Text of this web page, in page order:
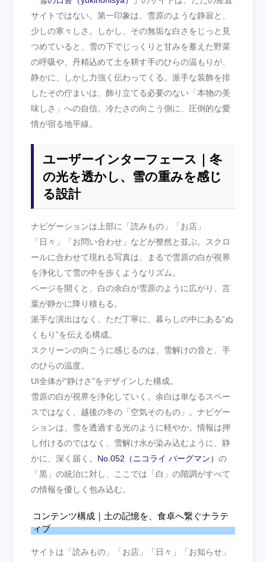
サイトではない。第一印象は、雪原のような静寂と、
少しの寒々しさ。しかし、その無垢な白さをじっと見
つめていると、雪の下でじっくりと甘みを蓄えた野菜
の呼吸や、丹精込めて土を耕す手のひらの温もりが、
静かに、しかし力強く伝わってくる。派手な装飾を排
したその佇まいは、飾り立てる必要のない「本物の美
味しさ」への自信。冷たさの向こう側に、圧倒的な愛
情が宿る地平線。
ユーザーインターフェース｜冬
の光を透かし、雪の重みを感じ
る設計
ナビゲーションは上部に「読みもの」「お店」
「日々」「お問い合わせ」などが整然と並ぶ。スクロ
ールに合わせて現れる写真は、まるで雪原の白が視界
を浄化して雪の中を歩くようなリズム。
ページを開くと、白の余白が雪原のように広がり、言
葉が静かに降り積もる。
派手な演出はなく、ただ丁寧に、暮らしの中にある“ぬ
くもり”を伝える構成。
スクリーンの向こうに感じるのは、雪解けの音と、手
のひらの温度。
UI全体が“静けさ”をデザインした構成。
雪原の白が視界を浄化していく。余白は単なるスペー
スではなく、越後の冬の「空気そのもの」。ナビゲー
ションは、雪を透過する光のように軽やか。情報は押
し付けるのではなく、雪解け水が染み込むように、静
かに、深く届く。 No.052（ニコライ バーグマン）の
「黒」の統治に対し、ここでは「白」の階調がすべて
の情報を優しく包み込む。
コンテンツ構成｜土の記憶を、食卓へ繋ぐナラテ
ィブ
サイトは「読みもの」「お店」「日々」「お知らせ」